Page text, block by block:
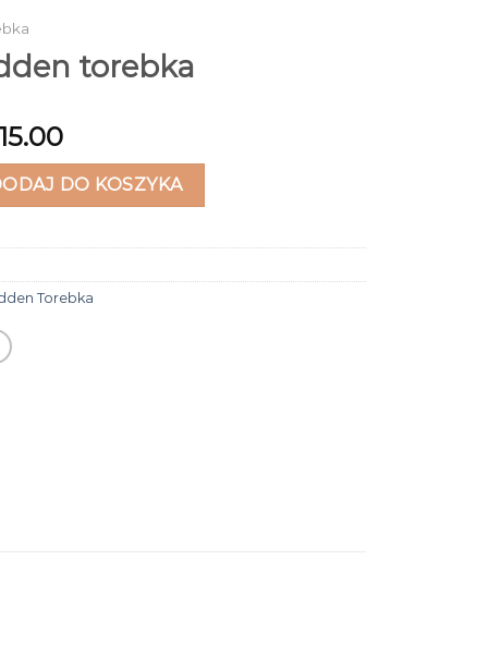
torebka
torebkaDO KOSZYKA
Torebka